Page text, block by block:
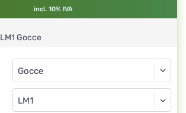
incl. 10% IVA
LM1 Gocce
Tipo
Gocce
LM1